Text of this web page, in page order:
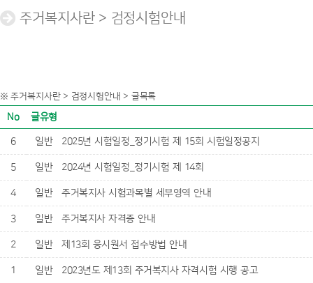
주거복지사란 > 검정시험안내
※ 주거복지사란 > 검정시험안내 > 글목록
No 글유형
6 일반 2025년 시험일정_정기시험 제 15회 시험일정공지
5 일반 2024년 시험일정_정기시험 제 14회
4 일반 주거복지사 시험과목별 세부영역 안내
3 일반 주거복지사 자격증 안내
2 일반 제13회 응시원서 접수방법 안내
1 일반 2023년도 제13회 주거복지사 자격시험 시행 공고